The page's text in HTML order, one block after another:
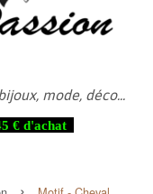
mode, déco...
€ d'achat